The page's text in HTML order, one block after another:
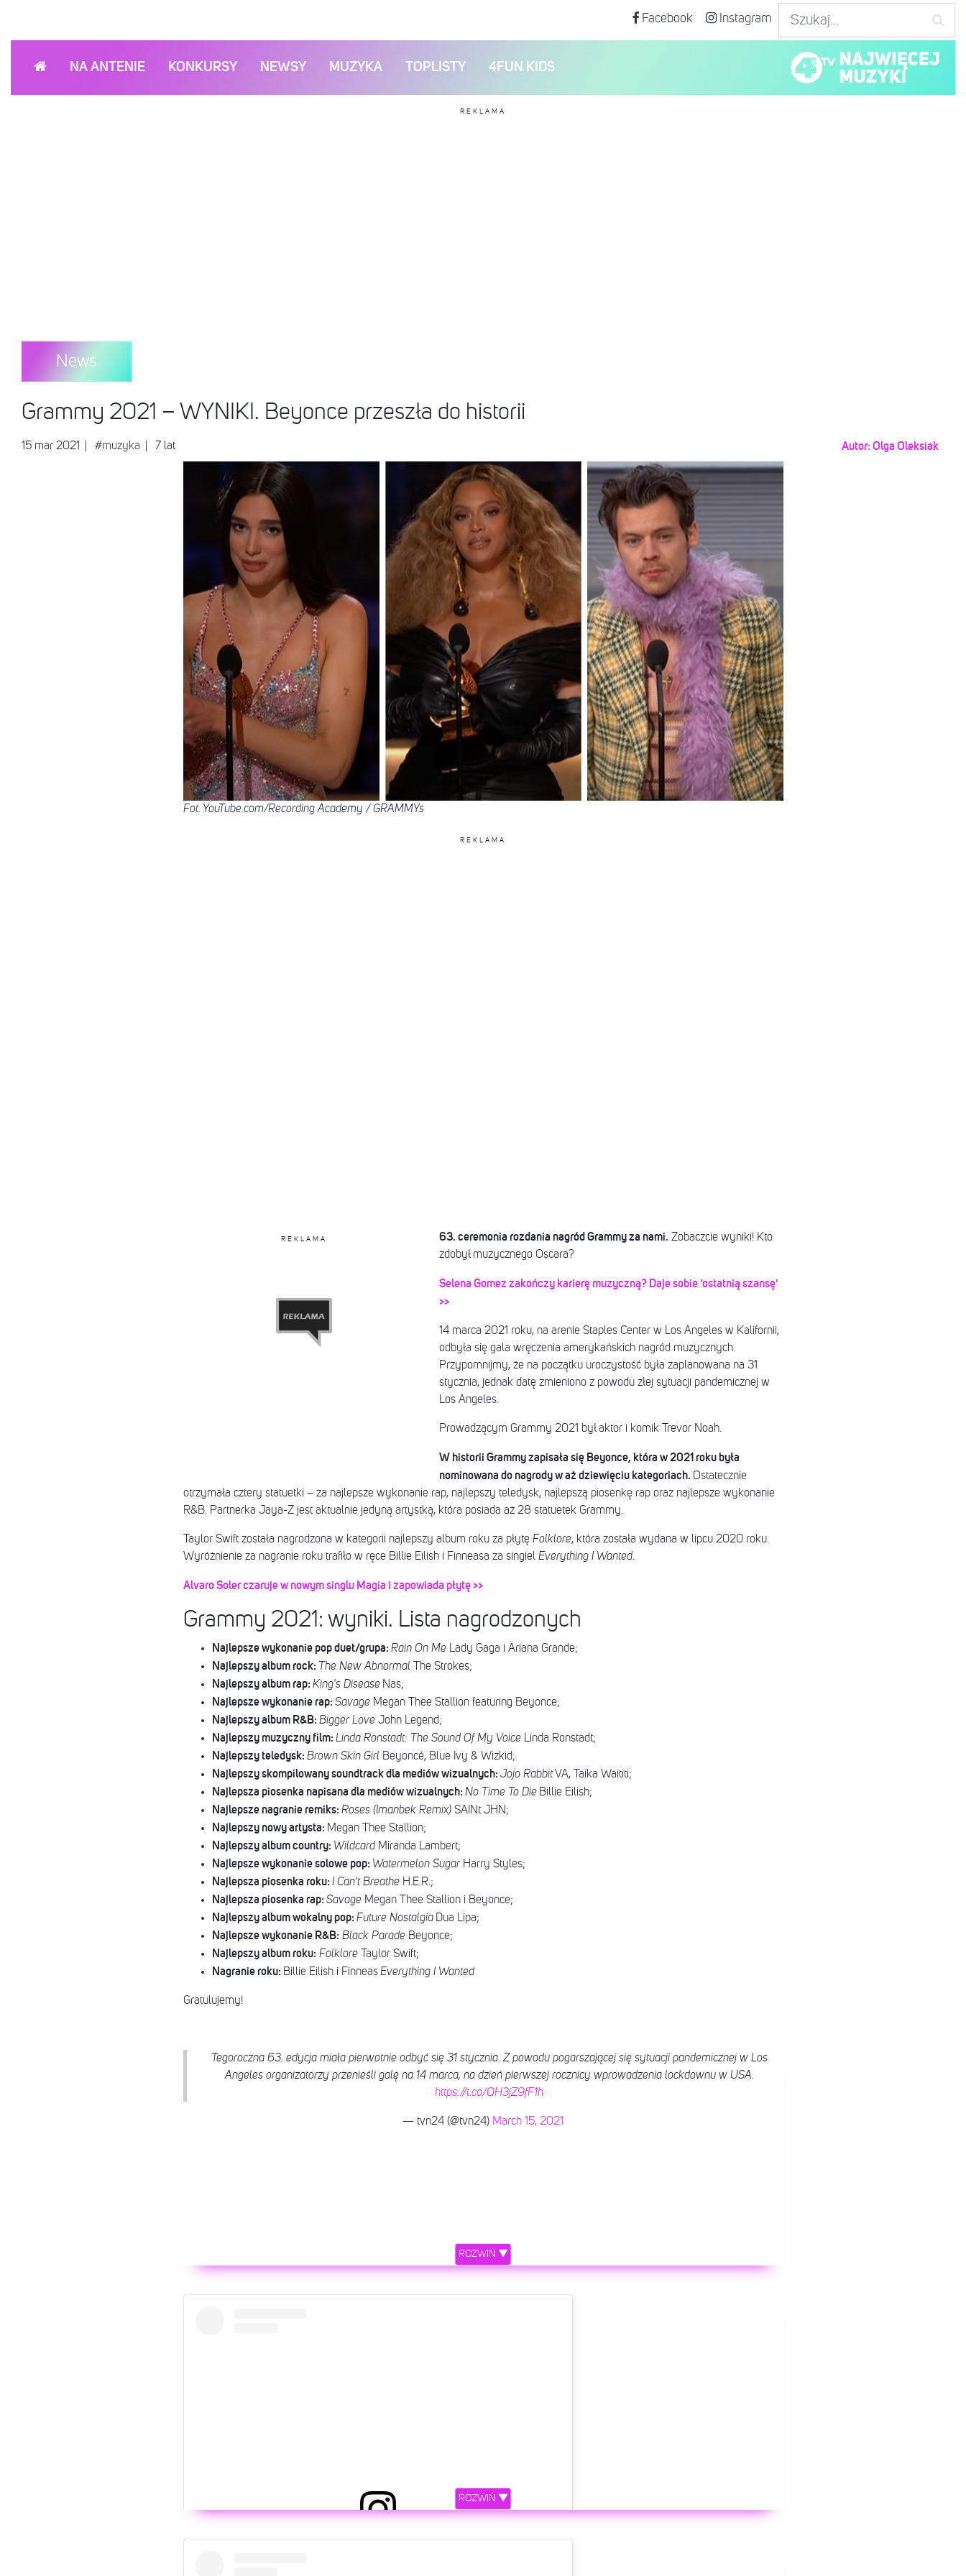
Facebook Instagram
NA ANTENIE KONKURSY NEWSY MUZYKA TOPLISTY 4FUN KIDS
REKLAMA
News
Grammy 2021 – WYNIKI. Beyonce przeszła do historii
15 mar 2021 #muzyka | 7 lat Autor: Olga Oleksiak
Fot. YouTube.com/Recording Academy / GRAMMYs
REKLAMA
REKLAMA 63. ceremonia rozdania nagród Grammy za nami. Zobaczcie wyniki! Kto
zdobył muzycznego Oscara?
Selena Gomez zakończy karierę muzyczną? Daje sobie 'ostatnią szansę'
>>
14 marca 2021 roku, na arenie Staples Center w Los Angeles w Kalifornii,
odbyła się gala wręczenia amerykańskich nagród muzycznych.
Przypomnijmy, że na początku uroczystość była zaplanowana na 31
stycznia, jednak datę zmieniono z powodu złej sytuacji pandemicznej w
Los Angeles.
Prowadzącym Grammy 2021 był aktor i komik Trevor Noah.
W historii Grammy zapisała się Beyonce, która w 2021 roku była
nominowana do nagrody w aż dziewięciu kategoriach. Ostatecznie
otrzymała cztery statuetki – za najlepsze wykonanie rap, najlepszy teledysk, najlepszą piosenkę rap oraz najlepsze wykonanie
R&B. Partnerka Jaya-Z jest aktualnie jedyną artystką, która posiada aż 28 statuetek Grammy.
Taylor Swift została nagrodzona w kategorii najlepszy album roku za płytę Folklore, która została wydana w lipcu 2020 roku.
Wyróżnienie za nagranie roku trafiło w ręce Billie Eilish i Finneasa za singielEverything I Wanted.
Alvaro Soler czaruje w nowym singlu Magia i zapowiada płytę >>
Grammy 2021: wyniki. Lista nagrodzonych
Najlepsze wykonanie pop duet/grupa: Rain On MeLady Gaga i Ariana Grande;
Najlepszy album rock: The New Abnormal The Strokes;
Najlepszy album rap: King's DiseaseNas;
Najlepsze wykonanie rap: Savage Megan Thee Stallion featuring Beyonce;
Najlepszy album R&B: Bigger LoveJohn Legend;
Najlepszy muzyczny film: Linda Ronstadt: The Sound Of My VoiceLinda Ronstadt;
Najlepszy teledysk: Brown Skin Girl Beyoncé, Blue Ivy & Wizkid;
Najlepszy skompilowany soundtrack dla mediów wizualnych: Jojo RabbitVA, Taika Waititi;
Najlepsza piosenka napisana dla mediów wizualnych: No Time To DieBillie Eilish;
Najlepsze nagranie remiks: Roses (Imanbek Remix) SAINt JHN;
Najlepszy nowy artysta: Megan Thee Stallion;
Najlepszy album country: WildcardMiranda Lambert;
Najlepsze wykonanie solowe pop: Watermelon Sugar Harry Styles;
Najlepsza piosenka roku: I Can't Breathe H.E.R.;
Najlepsza piosenka rap: Savage Megan Thee Stallion i Beyonce;
Najlepszy album wokalny pop: Future NostalgiaDua Lipa;
Najlepsze wykonanie R&B: Black Parade Beyonce;
Najlepszy album roku: Folklore
Taylor Swift;
Nagranie roku: Billie Eilish i FinneasEverything I Wanted
Gratulujemy!
Tegoroczna 63. edycja miała pierwotnie odbyć się 31 stycznia. Z powodu pogarszającej się sytuacji pandemicznej w Los
Angeles organizatorzy przenieśli galę na 14 marca, na dzień pierwszej rocznicy wprowadzenia lockdownu w USA.
https://t.co/QH3jZ9fF1h
— tvn24 (@tvn24) March 15, 2021
ROZWIŃ ▼
ROZWIŃ ▼